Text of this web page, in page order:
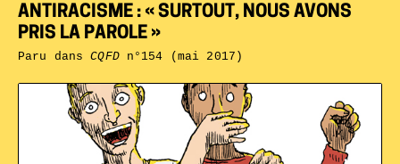
ANTIRACISME : « SURTOUT, NOUS AVONS
PRIS LA PAROLE »
Paru dansCQFDn°154 (mai 2017)